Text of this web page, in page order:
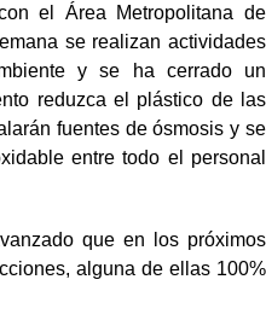
el Área Metropolitana de
se realizan actividades
y se ha cerrado un
reduzca el plástico de las
fuentes de ósmosis y se
entre todo el personal
que en los próximos
alguna de ellas 100%